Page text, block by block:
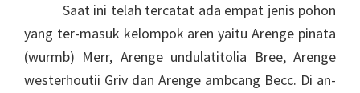
Saat ini telah tercatat ada empat jenis pohon
yang ter-masuk kelompok aren yaitu Arenge pinata
(wurmb) Merr, Arenge undulatitolia Bree, Arenge
westerhoutii Griv dan Arenge ambcang Becc. Di an-